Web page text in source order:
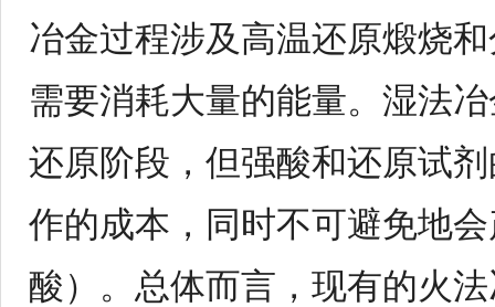
冶金过程涉及高温还原煅烧
需要消耗大量的能量。湿法
还原阶段，但强酸和还原试
作的成本，同时不可避免地
酸）。总体而言，现有的火